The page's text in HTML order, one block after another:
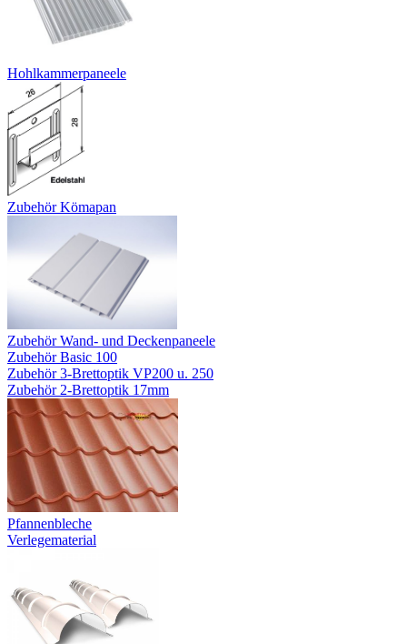
Hohlkammerpaneele
Zubehör Kömapan
Zubehör Wand- und Deckenpaneele
Zubehör Basic 100
Zubehör 3-Brettoptik VP200 u. 250
Zubehör 2-Brettoptik 17mm
Pfannenbleche
Verlegematerial